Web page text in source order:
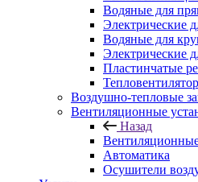
Водяные для
Электрические
Водяные для
Электрические
Пластинчатые
Воздушно-тепловые
Вентиляционные
Назад
Автоматика
Осушители